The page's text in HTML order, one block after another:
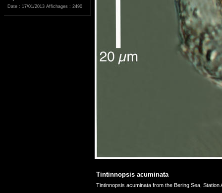
Date : 17/01/2013 Affichages : 2490
Tintinnopsis acuminata
Tintinnopsis acuminata from the Bering Sea, Station